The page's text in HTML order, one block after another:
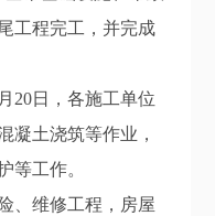
工程完工，并完成
日，各施工单位
凝土浇筑等作业，
等工作。
维修工程，房屋